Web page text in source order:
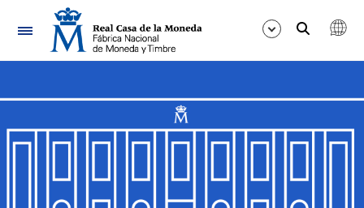
Navegación
Mostrar/Ocultar